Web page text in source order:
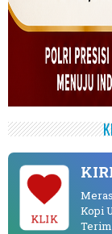
KLIK
Kopi